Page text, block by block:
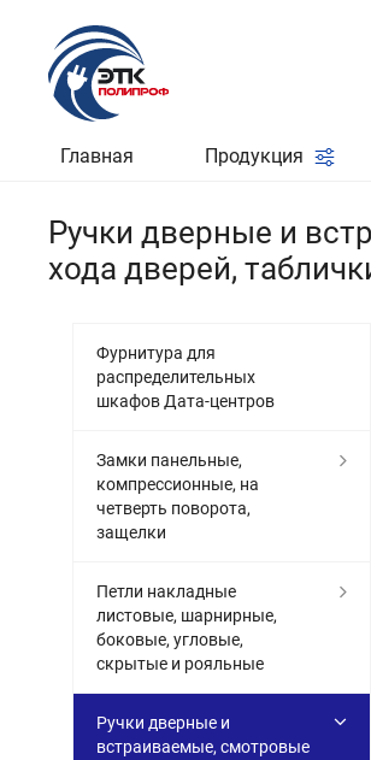
Главная Продукция
Ручки дверные и
хода дверей,
Фурнитура для
распределительных
шкафов Дата-центров
Замки панельные,
компрессионные, на
четверть поворота,
защелки
Петли накладные
листовые, шарнирные,
боковые, угловые,
скрытые и рояльные
Ручки дверные и
встраиваемые, смотровые